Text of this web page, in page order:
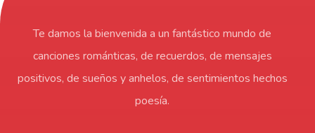
Te damos la bienvenida a un fantástico mundo de
canciones románticas, de recuerdos, de mensajes
positivos, de sueños y anhelos, de sentimientos hechos
poesía.